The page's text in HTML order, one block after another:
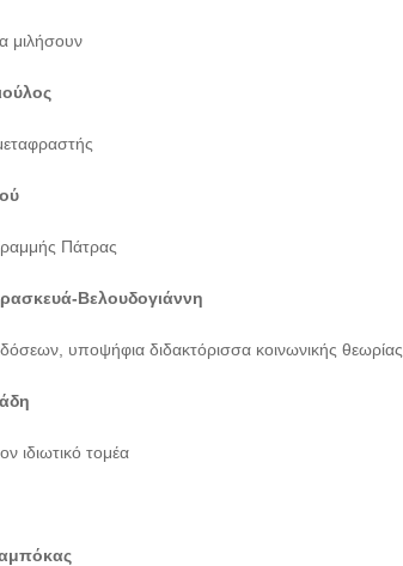
μιλήσουν
Πάτρας
Βελουδογιάννη
υποψήφια διδακτόρισσα κοινωνικής θεωρίας
ιδιωτικό τομέα